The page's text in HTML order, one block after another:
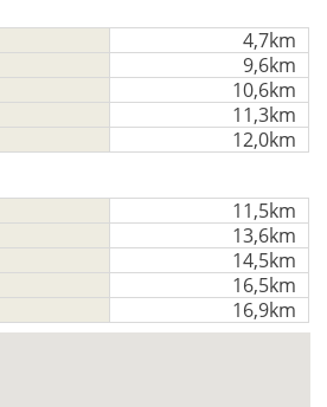
4,7km
9,6km
10,6km
11,3km
12,0km
11,5km
13,6km
14,5km
16,5km
16,9km